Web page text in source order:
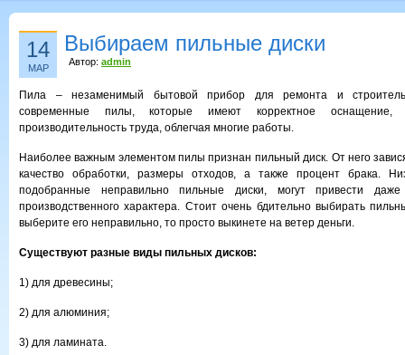
14
МАР
Выбираем пильные диски
Автор: admin
Пила – незаменимый бытовой прибор для ремонта и
современные пилы, которые имеют корректное оснащение,
производительность труда, облегчая многие работы.
Наиболее важным элементом пилы признан пильный диск. От него
качество обработки, размеры отходов, а также процент брака.
подобранные неправильно пильные диски, могут привести
производственного характера. Стоит очень бдительно выбирать
выберите его неправильно, то просто выкинете на ветер деньги.
Существуют разные виды пильных дисков:
1) для древесины;
2) для алюминия;
3) для ламината.